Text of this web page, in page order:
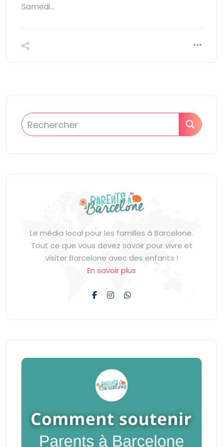
Samedi…
Le média local pour les familles à Barcelone.
Tout ce que vous devez savoir pour vivre et
visiter Barcelone avec des enfants !
En savoir plus